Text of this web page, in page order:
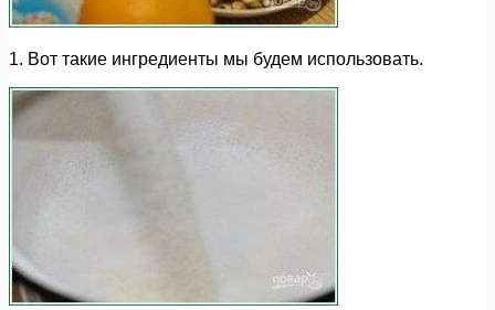
1. Вот такие ингредиенты мы будем использовать.